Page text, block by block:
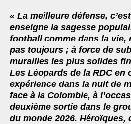
eb
oo
k
wi
tt
er
m
ai
l
at
s
A
p
p
ar
e
« La meilleure défense,
enseigne la sagesse
football comme dans la vie,
pas toujours ; à force de
murailles les plus solides
Les Léopards de la RDC en
expérience dans la nuit de
face à la Colombie, à
deuxième sortie dans le
du monde 2026. Héroïques,